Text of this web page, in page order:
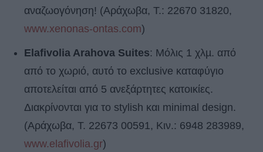
αναζωογόνηση! (Αράχωβα, Τ.: 22670 31820,
www.xenonas-ontas.com)
Elafivolia Arahova Suites: Μόλις 1 χλµ. από
από το χωριό, αυτό το exclusive καταφύγιο
αποτελείται από 5 ανεξάρτητες κατοικίες.
Διακρίνονται για το stylish και minimal design.
(Αράχωβα, T. 22673 00591, Κιν.: 6948 283989,
www.elafivolia.gr)